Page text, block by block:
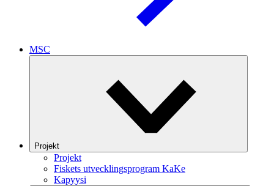
MSC
Projekt
Projekt
Fiskets utvecklingsprogram KaKe
Kapyysi